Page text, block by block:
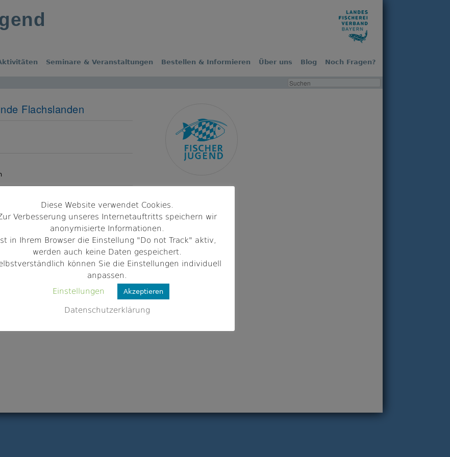
Seminare & Veranstaltungen Bestellen & Informieren Über uns Blog Noch Fragen?
Flachslanden
flachslanden.de/
Diese Website verwendet Cookies.
Verbesserung unseres Internetauftritts speichern wir
anonymisierte Informationen.
in Ihrem Browser die Einstellung "Do not Track" aktiv,
werden auch keine Daten gespeichert.
können Sie die Einstellungen individuell
anpassen.
Einstellungen
Akzeptieren
Datenschutzerklärung